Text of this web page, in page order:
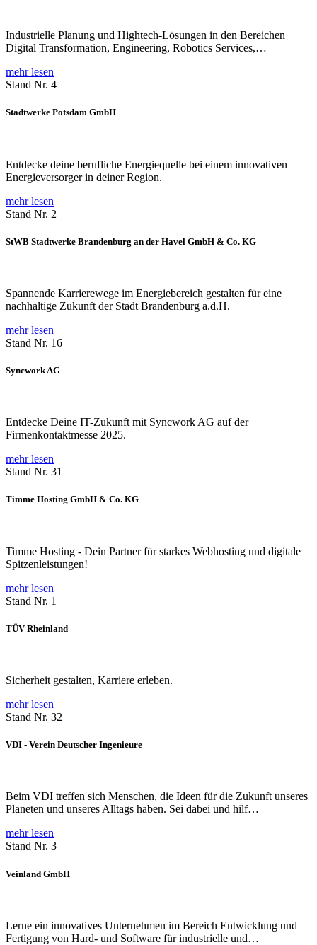
Industrielle Planung und Hightech-Lösungen in den Bereichen
Digital Transformation, Engineering, Robotics Services,…
mehr lesen
Stand Nr. 4
Stadtwerke Potsdam GmbH
Entdecke deine berufliche Energiequelle bei einem innovativen
Energieversorger in deiner Region.
mehr lesen
Stand Nr. 2
StWB Stadtwerke Brandenburg an der Havel GmbH & Co. KG
Spannende Karrierewege im Energiebereich gestalten für eine
nachhaltige Zukunft der Stadt Brandenburg a.d.H.
mehr lesen
Stand Nr. 16
Syncwork AG
Entdecke Deine IT-Zukunft mit Syncwork AG auf der
Firmenkontaktmesse 2025.
mehr lesen
Stand Nr. 31
Timme Hosting GmbH & Co. KG
Timme Hosting - Dein Partner für starkes Webhosting und digitale
Spitzenleistungen!
mehr lesen
Stand Nr. 1
TÜV Rheinland
Sicherheit gestalten, Karriere erleben.
mehr lesen
Stand Nr. 32
VDI - Verein Deutscher Ingenieure
Beim VDI treffen sich Menschen, die Ideen für die Zukunft unseres
Planeten und unseres Alltags haben. Sei dabei und hilf…
mehr lesen
Stand Nr. 3
Veinland GmbH
Lerne ein innovatives Unternehmen im Bereich Entwicklung und
Fertigung von Hard- und Software für industrielle und…